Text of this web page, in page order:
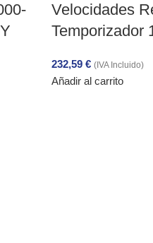
Velocidades
Temporizador
232,59 € (IVA Incluido)
Añadir al carrito